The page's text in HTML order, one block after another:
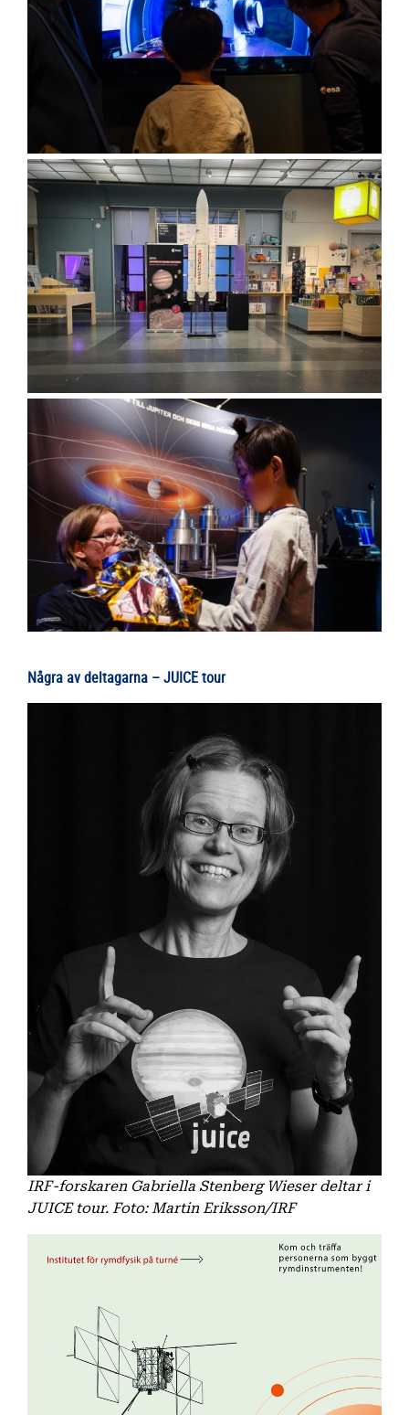
Några av deltagarna – JUICE tour
IRF-forskaren Gabriella Stenberg Wieser deltar i
JUICE tour. Foto: Martin Eriksson/IRF